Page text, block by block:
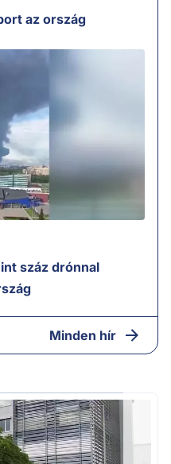
az ország
száz drónnal
Minden hír